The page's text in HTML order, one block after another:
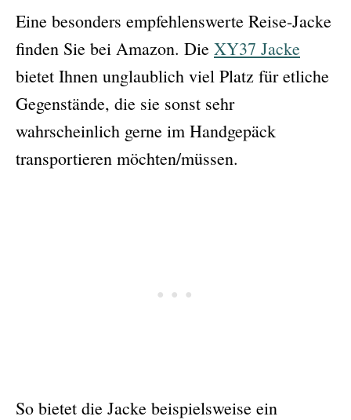
Eine besonders empfehlenswerte Reise-Jacke
finden Sie bei Amazon. Die XY37 Jacke
bietet Ihnen unglaublich viel Platz für etliche
Gegenstände, die sie sonst sehr
wahrscheinlich gerne im Handgepäck
transportieren möchten/müssen.
So bietet die Jacke beispielsweise ein